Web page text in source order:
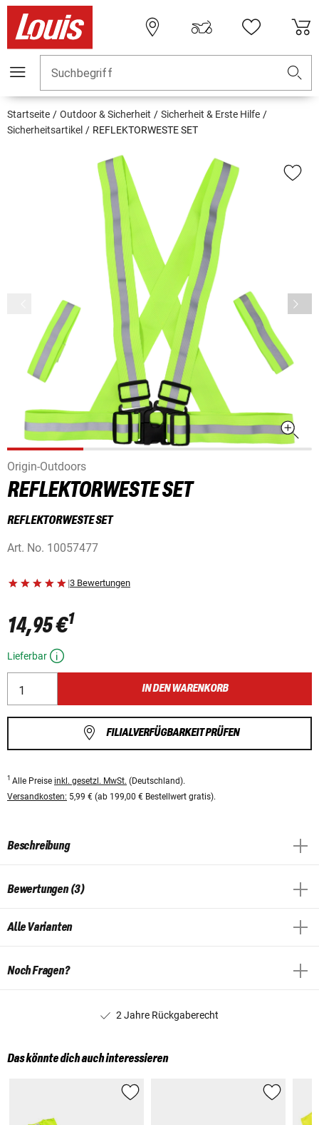
Suchbegriff
Startseite Outdoor & Sicherheit
Sicherheit & Erste Hilfe
Sicherheitsartikel
REFLEKTORWESTE SET
Origin-Outdoors
REFLEKTORWESTE SET
REFLEKTORWESTE SET
Art. No. 10057477
|3 Bewertungen
14,95 €1
Lieferbar
IN DEN WARENKORB
FILIALVERFÜGBARKEIT PRÜFEN
1 Alle Preise inkl. gesetzl. MwSt. (Deutschland).
Versandkosten: 5,99 € (ab 199,00 € Bestellwert gratis).
Beschreibung
Bewertungen (3)
Alle Varianten
Noch Fragen?
2 Jahre Rückgaberecht
Das könnte dich auch interessieren